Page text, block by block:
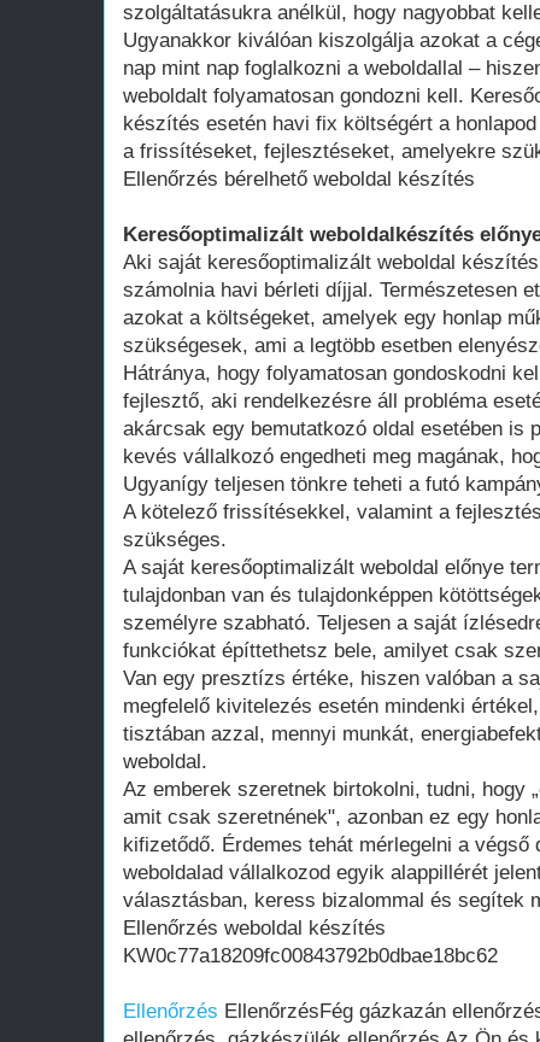
szolgáltatásukra anélkül, hogy nagyobbat
Ugyanakkor kiválóan kiszolgálja azokat a
nap mint nap foglalkozni a weboldallal –
weboldalt folyamatosan gondozni kell.
készítés esetén havi fix költségért a
a frissítéseket, fejlesztéseket, amelyekre
Ellenőrzés bérelhető weboldal készítés
Keresőoptimalizált weboldalkészítés
Aki saját keresőoptimalizált weboldal
számolnia havi bérleti díjjal. Természetesen
azokat a költségeket, amelyek egy honlap
szükségesek, ami a legtöbb esetben
Hátránya, hogy folyamatosan gondoskodni
fejlesztő, aki rendelkezésre áll probléma
akárcsak egy bemutatkozó oldal esetében is
kevés vállalkozó engedheti meg magának,
Ugyanígy teljesen tönkre teheti a futó
A kötelező frissítésekkel, valamint a
szükséges.
A saját keresőoptimalizált weboldal előnye
tulajdonban van és tulajdonképpen
személyre szabható. Teljesen a saját
funkciókat építtethetsz bele, amilyet csak
Van egy presztízs értéke, hiszen valóban a
megfelelő kivitelezés esetén mindenki
tisztában azzal, mennyi munkát,
weboldal.
Az emberek szeretnek birtokolni, tudni, hogy
amit csak szeretnének", azonban ez egy
kifizetődő. Érdemes tehát mérlegelni a végső
weboldalad vállalkozod egyik alappillérét
választásban, keress bizalommal és segítek
Ellenőrzés weboldal készítés
KW0c77a18209fc00843792b0dbae18bc62
Ellenőrzés EllenőrzésFég gázkazán